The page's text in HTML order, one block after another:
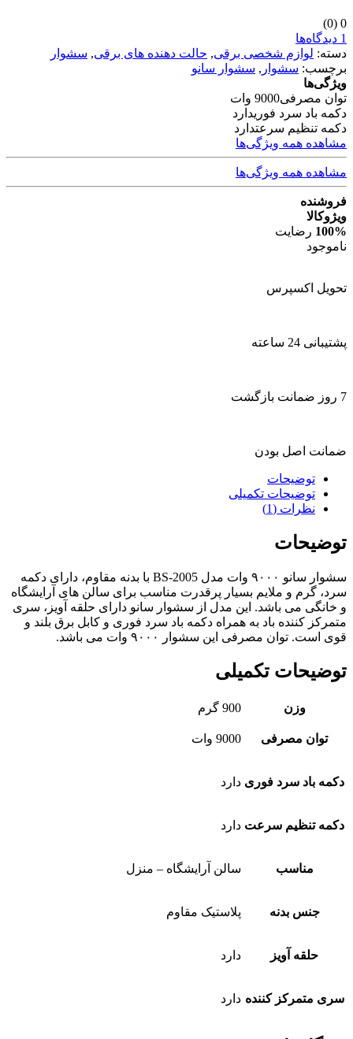
0
(0)
1 دیدگاه‌ها
دسته: لوازم شخصی برقی, حالت دهنده های برقی, سشوار
برچسب: سشوار , سشوار سانو
ویژگی‌ها
توان مصرفی9000 وات
دکمه باد سرد فوریدارد
دکمه تنظیم سرعتدارد
مشاهده همه ویژگی‌ها
مشاهده همه ویژگی‌ها
فروشنده
ویژوکالا
100% رضایت
ناموجود
تحویل اکسپرس
پشتیبانی 24 ساعته
7 روز ضمانت بازگشت
ضمانت اصل بودن
توضیحات
توضیحات تکمیلی
نظرات (1)
توضیحات
سشوار سانو ۹۰۰۰ وات مدل BS-2005 با بدنه مقاوم، دارای دکمه
سرد، گرم و ملایم بسیار پرقدرت مناسب برای سالن های آرایشگاه
و خانگی می باشد. این مدل از سشوار سانو دارای حلقه آویز، سری
متمرکز کننده باد به همراه دکمه باد سرد فوری و کابل برق بلند و
قوی است. توان مصرفی این سشوار ۹۰۰۰ وات می باشد.
توضیحات تکمیلی
وزن 900 گرم
توان مصرفی 9000 وات
دکمه باد سرد فوری دارد
دکمه تنظیم سرعت دارد
مناسب سالن آرایشگاه – منزل
جنس بدنه پلاستیک مقاوم
حلقه آویز دارد
سری متمرکز کننده دارد